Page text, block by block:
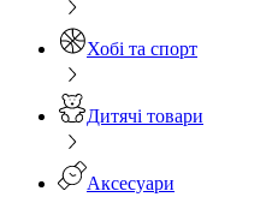
Хобі та спорт
Дитячі товари
Аксесуари